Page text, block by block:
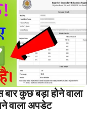
कुछ बड़ा होने वाला
वाला अपडेट